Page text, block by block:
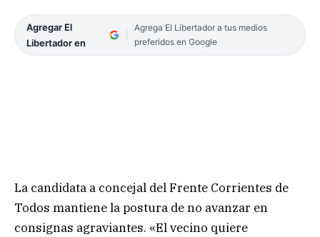
Agregar El
Libertador en
Agrega El Libertador a tus medios
preferidos en Google
La candidata a concejal del Frente Corrientes de
Todos mantiene la postura de no avanzar en
consignas agraviantes. «El vecino quiere